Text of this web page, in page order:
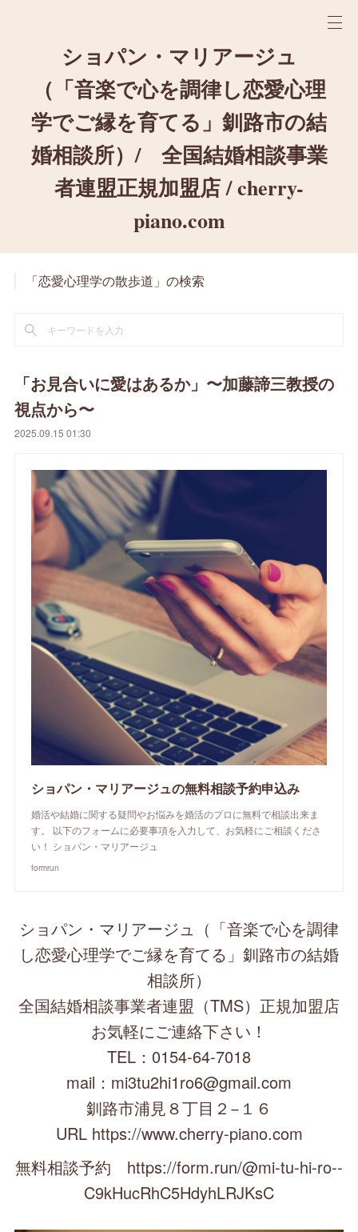
ショパン・マリアージュ
（「音楽で心を調律し恋愛心理
学でご縁を育てる」釧路市の結
婚相談所）/ 全国結婚相談事業
者連盟正規加盟店 / cherry-
piano.com
「恋愛心理学の散歩道」の検索
「お見合いに愛はあるか」〜加藤諦三教授の
視点から〜
2025.09.15 01:30
ショパン・マリアージュの無料相談予約申込み
婚活や結婚に関する疑問やお悩みを婚活のプロに無料で相談出来ま
す。 以下のフォームに必要事項を入力して、お気軽にご相談くださ
い！ ショパン・マリアージュ
formrun
ショパン・マリアージュ（「音楽で心を調律
し恋愛心理学でご縁を育てる」釧路市の結婚
相談所）
全国結婚相談事業者連盟（TMS）正規加盟店
お気軽にご連絡下さい！
TEL：0154-64-7018
mail：mi3tu2hi1ro6@gmail.com
釧路市浦見８丁目２−１６
URL https://www.cherry-piano.com
無料相談予約 https://form.run/@mi-tu-hi-ro--
C9kHucRhC5HdyhLRJKsC